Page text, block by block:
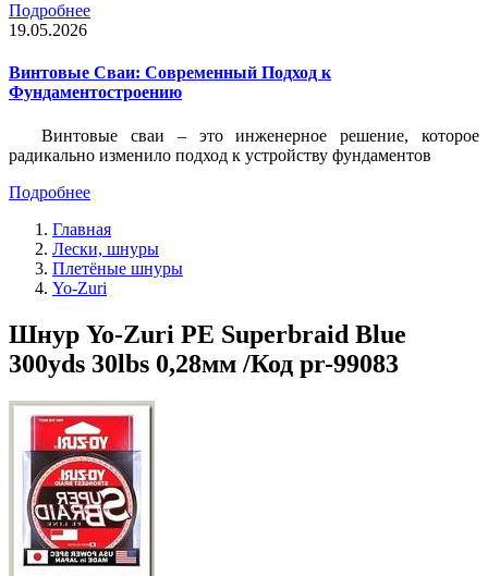
Подробнее
19.05.2026
Винтовые Сваи: Современный Подход к
Фундаментостроению
Винтовые сваи – это инженерное решение, которое
радикально изменило подход к устройству фундаментов
Подробнее
Главная
Лески, шнуры
Плетёные шнуры
Yo-Zuri
Шнур Yo-Zuri PE Superbraid Blue
300yds 30lbs 0,28мм /Код pr-99083